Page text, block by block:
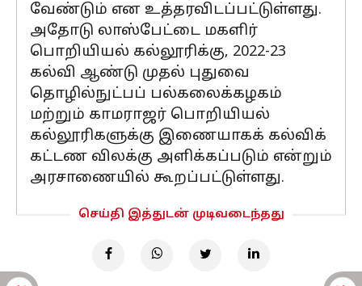
வேண்டும் என உத்தரவிடப்பட்டுள்ளது.
அதோடு லாஸ்பேட்டை மகளிர்
பொறியியல் கல்லூரிக்கு, 2022-23
கல்வி ஆண்டு முதல் புதுவை
தொழில்நுட்பப் பல்கலைக்கழகம்
மற்றும் காமராஜர் பொறியியல்
கல்லூரிகளுக்கு இணையாகக் கல்விக்
கட்டண விலக்கு அளிக்கப்படும் என்றும்
அரசாணையில் கூறப்பட்டுள்ளது.
செய்தி இத்துடன் முடிவடைந்தது